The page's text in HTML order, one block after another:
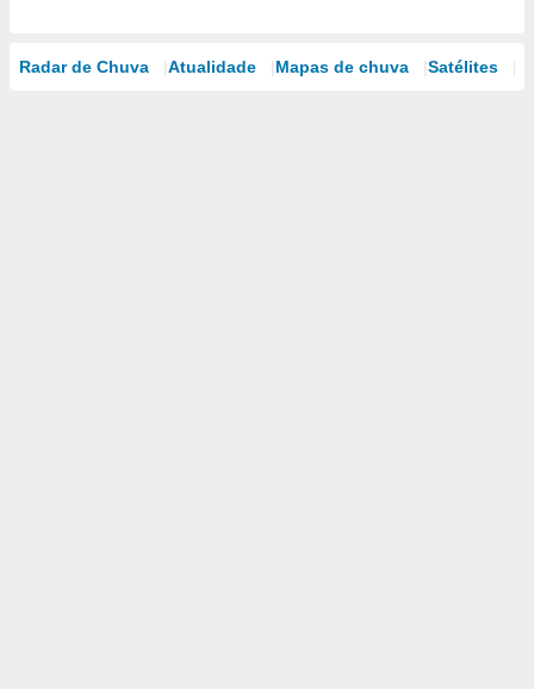
Radar de Chuva Atualidade Mapas de chuva Satélites